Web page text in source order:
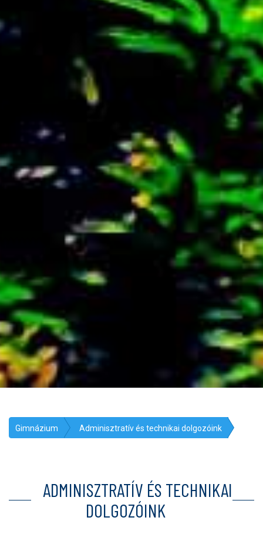
Gimnázium Adminisztratív és technikai dolgozóink
ADMINISZTRATÍV ÉS TECHNIKAI
DOLGOZÓINK